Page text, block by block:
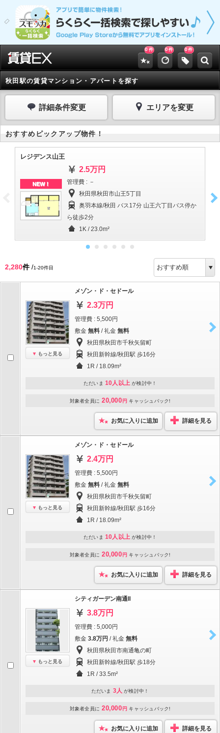
0 件 0件 0件
秋田駅の賃貸マンション・アパートを探す
詳細条件変更 エリアを変更
おすすめピックアップ物件！
レジデンス山王
NEW！
2.5万円
管理費 : －
秋田県秋田市山王5丁目
奥羽本線/秋田 バス17分 山王六丁目バス停か
ら徒歩2分
1K / 23.0m²
2,280件/1-20件目
もっと見る
メゾン・ド・セドール
2.3万円
管理費 : 5,500円
敷金 無料 / 礼金 無料
秋田県秋田市千秋矢留町
秋田新幹線/秋田駅 歩16分
1R / 18.09m²
ただいま 10人以上 が検討中！
対象者全員に 20,000 円 キャッシュバック!
お気に入りに追加 詳細を見る
もっと見る
メゾン・ド・セドール
2.4万円
管理費 : 5,500円
敷金 無料 / 礼金 無料
秋田県秋田市千秋矢留町
秋田新幹線/秋田駅 歩16分
1R / 18.09m²
ただいま 10人以上 が検討中！
対象者全員に 20,000 円 キャッシュバック!
お気に入りに追加 詳細を見る
もっと見る
シティガーデン南通II
3.8万円
管理費 : 5,000円
敷金 3.8万円 / 礼金 無料
秋田県秋田市南通亀の町
秋田新幹線/秋田駅 歩18分
1R / 33.5m²
ただいま 3人 が検討中！
対象者全員に 20,000 円 キャッシュバック!
お気に入りに追加 詳細を見る